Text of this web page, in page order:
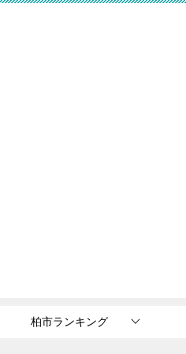
柏市ランキング